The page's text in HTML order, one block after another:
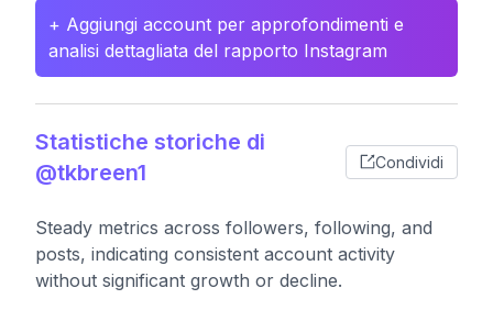
+ Aggiungi account per approfondimenti e
analisi dettagliata del rapporto Instagram
Statistiche storiche di
@tkbreen1
Condividi
Steady metrics across followers, following, and
posts, indicating consistent account activity
without significant growth or decline.